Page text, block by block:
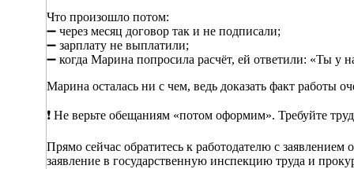
Что произошло потом:
➖ через месяц договор так и не подписали;
➖ зарплату не выплатили;
➖ когда Марина попросила расчёт, ей ответили: «Ты у
Марина осталась ни с чем, ведь доказать факт работы
❗️ Не верьте обещаниям «потом оформим». Требуйте
Прямо сейчас обратитесь к работодателю с
заявление в государственную инспекцию труда и